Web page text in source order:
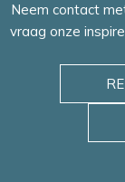
Neem contact
vraag onze